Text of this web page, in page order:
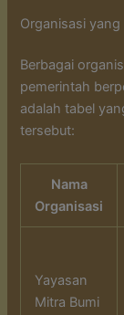
Organisasi
Berbagai
pemerintah
adalah tabel
tersebut:
Nama
Organisasi
Yayasan
Mitra Bumi